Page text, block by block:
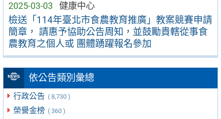
2025-03-03 健康中心
檢送「114年臺北市食農教育推廣」教案競賽申請
簡章， 請惠予協助公告周知，並鼓勵貴轄從事食
農教育之個人或 團體踴躍報名參加
依公告類別彙總
行政公告 ( 8,730 )
榮譽金榜 ( 360 )